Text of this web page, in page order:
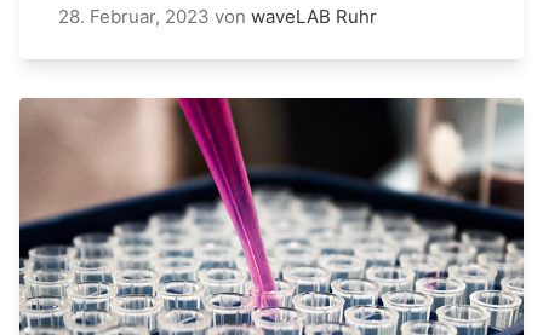
28. Februar, 2023 von waveLAB Ruhr